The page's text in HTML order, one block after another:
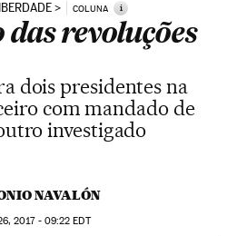
COLUNA i
das revoluções
dois presidentes na
com mandado de
investigado
NAVALÓN
2017 - 09:22 EDT